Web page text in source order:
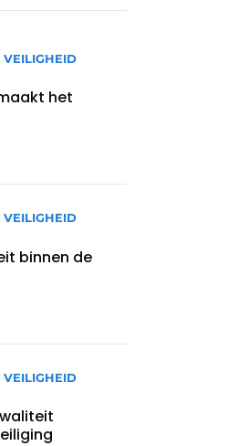
VEILIGHEID
het
VEILIGHEID
binnen de
VEILIGHEID